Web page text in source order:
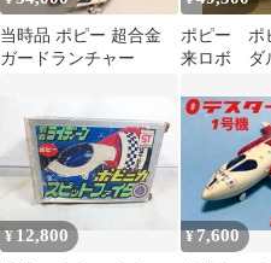
当時品 ポピー 超合金
ガードランチャー
ポピー ポ
来ロボ ダ
デルファイ
¥ 12,800 ¥7,600